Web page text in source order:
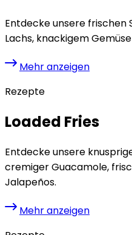
Entdecke unsere frischen
Lachs, knackigem
Mehr anzeigen
Rezepte
Loaded Fries
Entdecke unsere
cremiger Guacamole,
Jalapeños.
Mehr anzeigen